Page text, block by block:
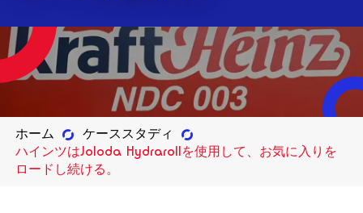
ホーム
ケーススタディ
ハインツはJoloda Hydrarollを使用して、お気に入りを
ロードし続ける。